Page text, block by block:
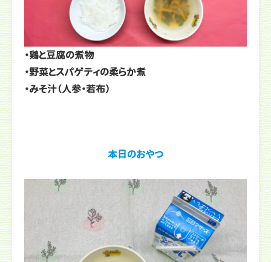
・鶏と豆腐の煮物
・野菜とスパゲティの柔らか煮
・みそ汁（人参・若布）
本日のおやつ